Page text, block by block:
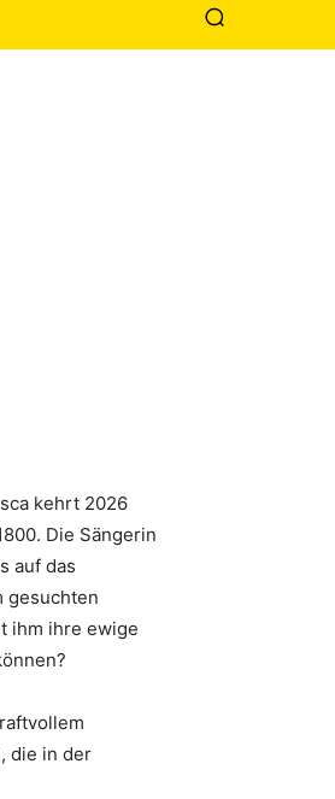
kehrt 2026
Die Sängerin
auf das
gesuchten
ihm ihre ewige
die in der